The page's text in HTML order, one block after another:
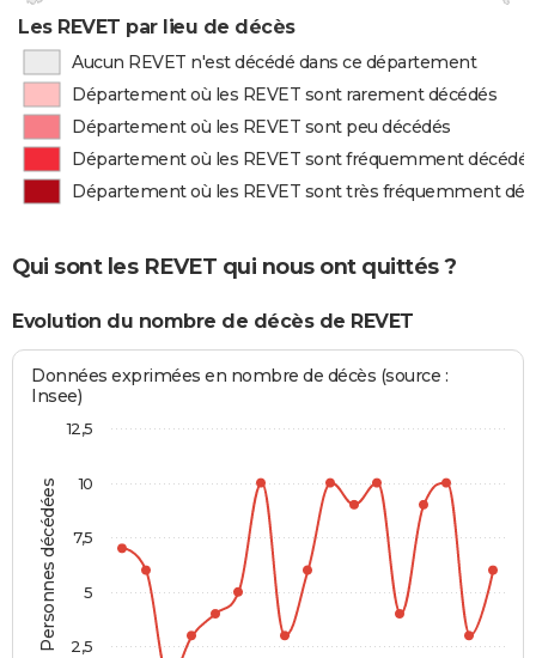
Les REVET par lieu de décès
Aucun REVET n'est décédé dans ce département
Département où les REVET sont rarement décédés
Département où les REVET sont peu décédés
Département où les REVET sont fréquemment décédés
Département où les REVET sont très fréquemment
Qui sont les REVET qui nous ont quittés ?
Evolution du nombre de décès de REVET
Personnes décédées
Données exprimées en nombre de décès (source :
Insee)
2,5
5
7,5
10
12,5